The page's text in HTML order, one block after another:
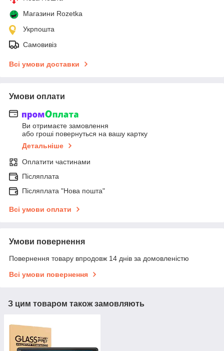
Магазини Rozetka
Укрпошта
Самовивіз
Всі умови доставки
Умови оплати
Ви отримаєте замовлення
або гроші повернуться на вашу картку
Детальніше
Оплатити частинами
Післяплата
Післяплата "Нова пошта"
Всі умови оплати
Умови повернення
Повернення товару впродовж 14 днів за домовленістю
Всі умови повернення
З цим товаром також замовляють